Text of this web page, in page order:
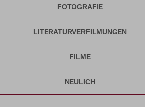
FOTOGRAFIE
LITERATURVERFILMUNGEN
FILME
NEULICH